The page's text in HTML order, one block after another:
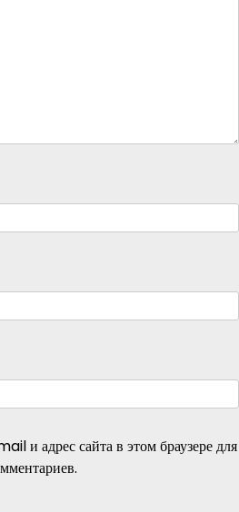
и адрес сайта в этом браузере для